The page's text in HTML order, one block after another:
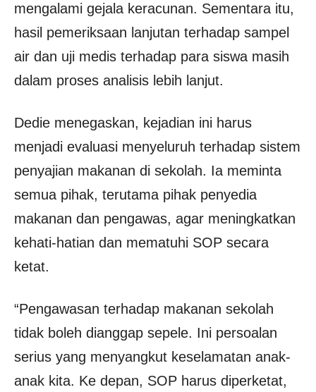
mengalami gejala keracunan. Sementara itu,
hasil pemeriksaan lanjutan terhadap sampel
air dan uji medis terhadap para siswa masih
dalam proses analisis lebih lanjut.
Dedie menegaskan, kejadian ini harus
menjadi evaluasi menyeluruh terhadap sistem
penyajian makanan di sekolah. Ia meminta
semua pihak, terutama pihak penyedia
makanan dan pengawas, agar meningkatkan
kehati-hatian dan mematuhi SOP secara
ketat.
“Pengawasan terhadap makanan sekolah
tidak boleh dianggap sepele. Ini persoalan
serius yang menyangkut keselamatan anak-
anak kita. Ke depan, SOP harus diperketat,